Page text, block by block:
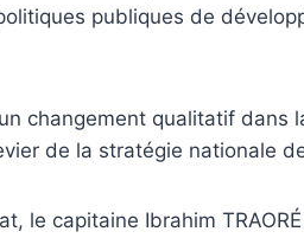
publiques de
changement qualitatif dans
de la stratégie nationale
le capitaine Ibrahim